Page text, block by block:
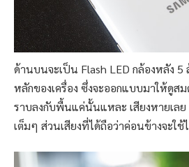
ด้านบนจะเป็น Flash LED กล้องหลัง 5
หลักของเครื่อง ซึ่งจะออกแบบมาให้ดูส
ราบลงกับพื้นแค่นั้นแหละ เสียงหายเล
เต็มๆ ส่วนเสียงที่ได้ถือว่าค่อนข้างจะใช้